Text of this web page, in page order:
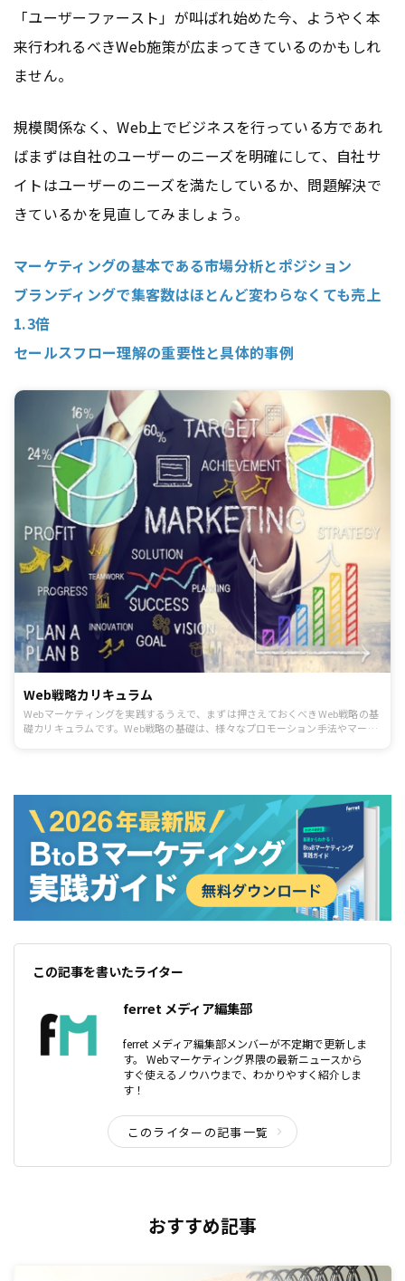
「ユーザーファースト」が叫ばれ始めた今、ようやく本
来行われるべきWeb施策が広まってきているのかもしれ
ません。
規模関係なく、Web上でビジネスを行っている方であれ
ばまずは自社のユーザーのニーズを明確にして、自社サ
イトはユーザーのニーズを満たしているか、問題解決で
きているかを見直してみましょう。
マーケティングの基本である市場分析とポジション
ブランディングで集客数はほとんど変わらなくても売上
1.3倍
セールスフロー理解の重要性と具体的事例
Web戦略カリキュラム
Webマーケティングを実践するうえで、まずは押さえておくべきWeb戦略の基
礎カリキュラムです。Web戦略の基礎は、様々なプロモーション手法やマーケ
この記事を書いたライター
ferret メディア編集部
ferret メディア編集部メンバーが不定期で更新しま
す。 Webマーケティング界隈の最新ニュースから
すぐ使えるノウハウまで、わかりやすく紹介しま
す！
このライターの記事一覧
おすすめ記事